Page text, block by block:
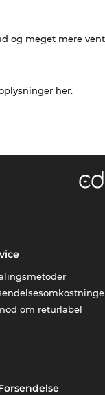
og meget mere
her.
om returlabel